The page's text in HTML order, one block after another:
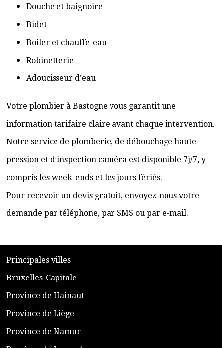
Douche et baignoire
Bidet
Boiler et chauffe-eau
Robinetterie
Adoucisseur d’eau
Votre plombier à Bastogne vous garantit une
information tarifaire claire avant chaque intervention.
Notre service de plomberie, de débouchage haute
pression et d’inspection caméra est disponible 7j/7, y
compris les week-ends et les jours fériés.
Pour recevoir un devis gratuit, envoyez-nous votre
demande par téléphone, par SMS ou par e-mail.
​Principales villes
​Bruxelles-Capitale
​Province de Hainaut
Province de Liège
​Province de Namur